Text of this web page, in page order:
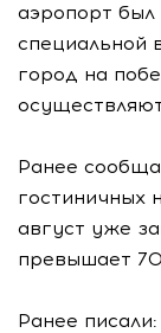
аэропорт
специальной
город на
Ранее
гостиничных
август уже
превышает
Ранее писали: